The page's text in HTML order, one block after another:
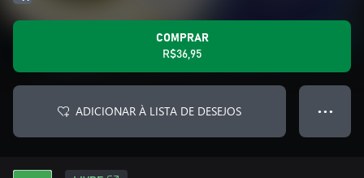
COMPRAR
R$36,95
ADICIONAR À LISTA DE DESEJOS ● ● ●